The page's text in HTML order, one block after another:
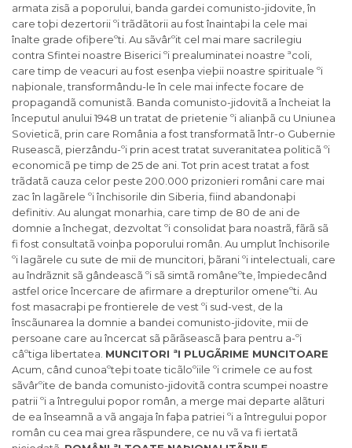
armata zisã a poporului, banda gardei comunisto-jidovite, în
care toþi dezertorii ºi trãdãtorii au fost înaintaþi la cele mai
înalte grade ofiþereºti. Au sãvârºit cel mai mare sacrilegiu
contra Sfintei noastre Biserici ºi prealuminatei noastre ªcoli,
care timp de veacuri au fost esenþa vieþii noastre spirituale ºi
naþionale, transformându-le în cele mai infecte focare de
propagandã comunistã. Banda comunisto-jidovitã a încheiat la
începutul anului 1948 un tratat de prietenie ºi alianþã cu Uniunea
Sovieticã, prin care România a fost transformatã într-o Gubernie
Ruseascã, pierzându-ºi prin acest tratat suveranitatea politicã ºi
economicã pe timp de 25 de ani. Tot prin acest tratat a fost
trãdatã cauza celor peste 200.000 prizonieri români care mai
zac în lagãrele ºi închisorile din Siberia, fiind abandonaþi
definitiv. Au alungat monarhia, care timp de 80 de ani de
domnie a închegat, dezvoltat ºi consolidat þara noastrã, fãrã sã
fi fost consultatã voinþa poporului român. Au umplut închisorile
ºi lagãrele cu sute de mii de muncitori, þãrani ºi intelectuali, care
au îndrãznit sã gândeascã ºi sã simtã româneºte, împiedecând
astfel orice încercare de afirmare a drepturilor omeneºti. Au
fost masacraþi pe frontierele de vest ºi sud-vest, de la
înscãunarea la domnie a bandei comunisto-jidovite, mii de
persoane care au încercat sã pãrãseascã þara pentru a-ºi
câºtiga libertatea. MUNCITORI ªI PLUGÃRIME MUNCITOARE
Acum, când cunoaºteþi toate ticãloºiile ºi crimele ce au fost
sãvârºite de banda comunisto-jidovitã contra scumpei noastre
patrii ºi a întregului popor român, a merge mai departe alãturi
de ea înseamnã a vã angaja în faþa patriei ºi a întregului popor
român cu cea mai grea rãspundere, ce nu vã va fi iertatã